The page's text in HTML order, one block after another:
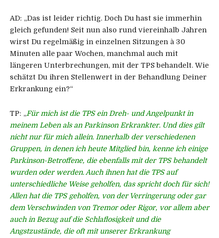
AD: „Das ist leider richtig. Doch Du hast sie immerhin
gleich gefunden! Seit nun also rund viereinhalb Jahren
wirst Du regelmäßig in einzelnen Sitzungen à 30
Minuten alle paar Wochen, manchmal auch mit
längeren Unterbrechungen, mit der TPS behandelt. Wie
schätzt Du ihren Stellenwert in der Behandlung Deiner
Erkrankung ein?“
TP: „Für mich ist die TPS ein Dreh- und Angelpunkt in
meinem Leben als an Parkinson Erkrankter. Und dies gilt
nicht nur für mich allein. Innerhalb der verschiedenen
Gruppen, in denen ich heute Mitglied bin, kenne ich einige
Parkinson-Betroffene, die ebenfalls mit der TPS behandelt
wurden oder werden. Auch ihnen hat die TPS auf
unterschiedliche Weise geholfen, das spricht doch für sich!
Allen hat die TPS geholfen, von der Verringerung oder gar
dem Verschwinden von Tremor oder Rigor, vor allem aber
auch in Bezug auf die Schlaflosigkeit und die
Angstzustände, die oft mit unserer Erkrankung